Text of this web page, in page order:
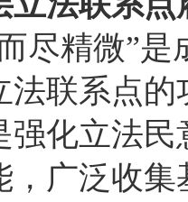
尽精微”
法联系点
强化立法
，广泛收